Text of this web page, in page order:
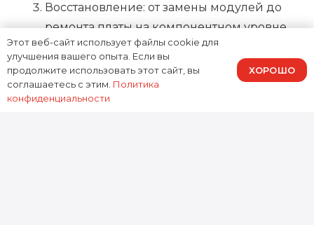
Восстановление: от замены модулей до
ремонта платы на компонентном уровне.
Проверка под нагрузкой и финальная
выдача.
Почему выбирают ремонт
Этот веб-сайт использует файлы cookie для
улучшения вашего опыта. Если вы
продолжите использовать этот сайт, вы
соглашаетесь с этим. Политика
конфиденциальности
ХОРОШО